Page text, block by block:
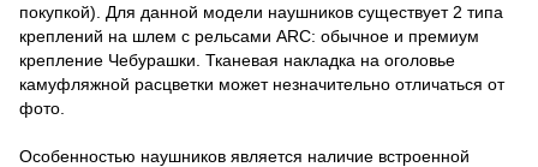
покупкой). Для данной модели наушников существует 2 типа
креплений на шлем с рельсами ARC: обычное и премиум
крепление Чебурашки. Тканевая накладка на оголовье
камуфляжной расцветки может незначительно отличаться от
фото.
Особенностью наушников является наличие встроенной